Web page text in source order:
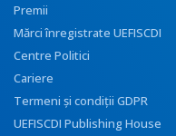
Premii
Mărci înregistrate UEFISCDI
Centre Politici
Cariere
Termeni și condiții GDPR
UEFISCDI Publishing House